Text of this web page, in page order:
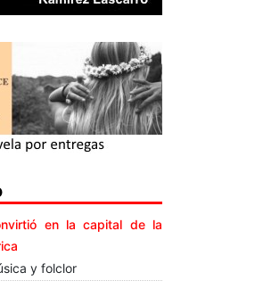
en la capital de la
y folclor